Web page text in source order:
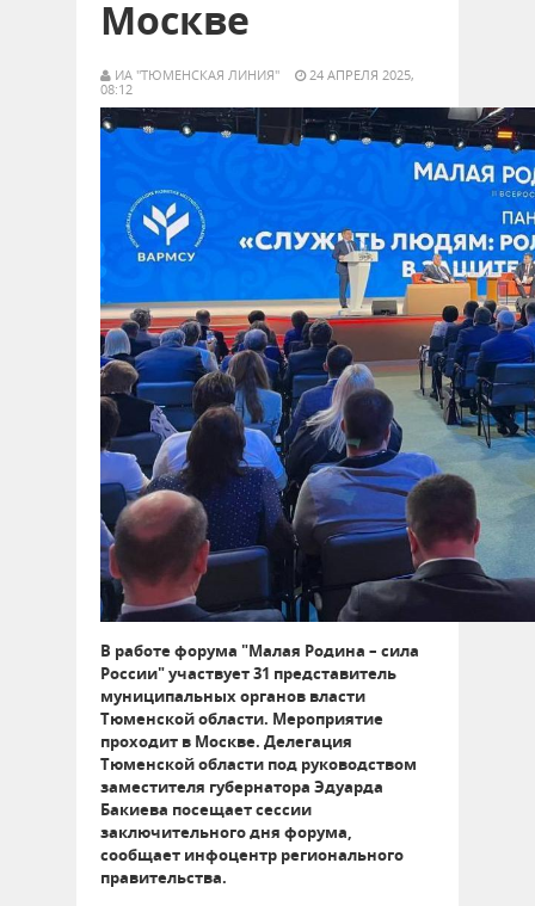
Москве
ИА "ТЮМЕНСКАЯ ЛИНИЯ"
24 АПРЕЛЯ 2025,
08:12
В работе форума "Малая Родина – сила
России" участвует 31 представитель
муниципальных органов власти
Тюменской области. Мероприятие
проходит в Москве. Делегация
Тюменской области под руководством
заместителя губернатора Эдуарда
Бакиева посещает сессии
заключительного дня форума,
сообщает инфоцентр регионального
правительства.